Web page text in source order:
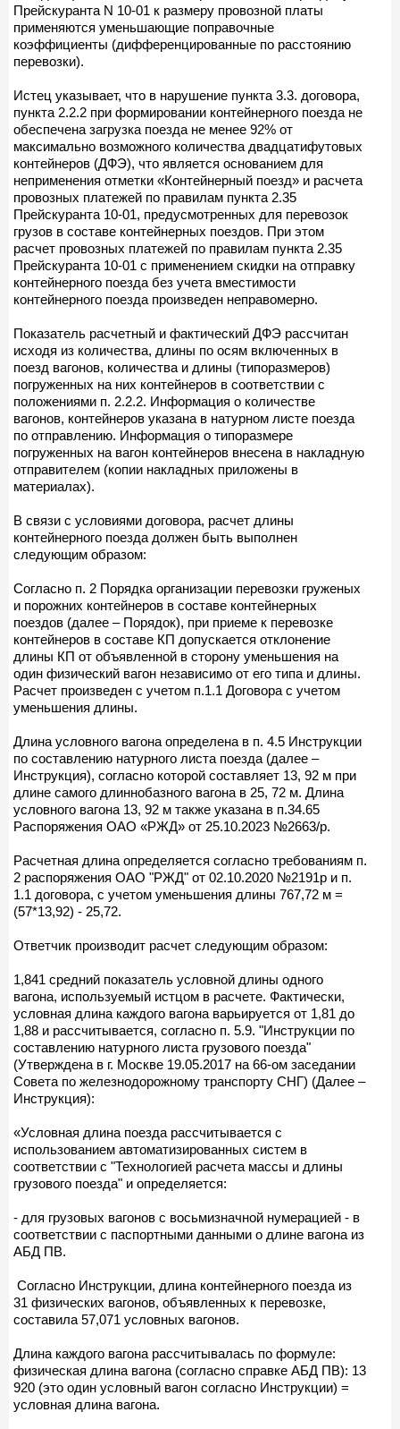
Прейскуранта N 10-01 к размеру провозной платы
применяются уменьшающие поправочные
коэффициенты (дифференцированные по расстоянию
перевозки).
Истец указывает, что в нарушение пункта 3.3. договора,
пункта 2.2.2 при формировании контейнерного поезда не
обеспечена загрузка поезда не менее 92% от
максимально возможного количества двадцатифутовых
контейнеров (ДФЭ), что является основанием для
неприменения отметки «Контейнерный поезд» и расчета
провозных платежей по правилам пункта 2.35
Прейскуранта 10-01, предусмотренных для перевозок
грузов в составе контейнерных поездов. При этом
расчет провозных платежей по правилам пункта 2.35
Прейскуранта 10-01 с применением скидки на отправку
контейнерного поезда без учета вместимости
контейнерного поезда произведен неправомерно.
Показатель расчетный и фактический ДФЭ рассчитан
исходя из количества, длины по осям включенных в
поезд вагонов, количества и длины (типоразмеров)
погруженных на них контейнеров в соответствии с
положениями п. 2.2.2. Информация о количестве
вагонов, контейнеров указана в натурном листе поезда
по отправлению. Информация о типоразмере
погруженных на вагон контейнеров внесена в накладную
отправителем (копии накладных приложены в
материалах).
В связи с условиями договора, расчет длины
контейнерного поезда должен быть выполнен
следующим образом:
Согласно п. 2 Порядка организации перевозки груженых
и порожних контейнеров в составе контейнерных
поездов (далее – Порядок), при приеме к перевозке
контейнеров в составе КП допускается отклонение
длины КП от объявленной в сторону уменьшения на
один физический вагон независимо от его типа и длины.
Расчет произведен с учетом п.1.1 Договора с учетом
уменьшения длины.
Длина условного вагона определена в п. 4.5 Инструкции
по составлению натурного листа поезда (далее –
Инструкция), согласно которой составляет 13, 92 м при
длине самого длиннобазного вагона в 25, 72 м. Длина
условного вагона 13, 92 м также указана в п.34.65
Распоряжения ОАО «РЖД» от 25.10.2023 №2663/р.
Расчетная длина определяется согласно требованиям п.
2 распоряжения ОАО "РЖД" от 02.10.2020 №2191р и п.
1.1 договора, с учетом уменьшения длины 767,72 м =
(57*13,92) - 25,72.
Ответчик производит расчет следующим образом:
1,841 средний показатель условной длины одного
вагона, используемый истцом в расчете. Фактически,
условная длина каждого вагона варьируется от 1,81 до
1,88 и рассчитывается, согласно п. 5.9. "Инструкции по
составлению натурного листа грузового поезда"
(Утверждена в г. Москве 19.05.2017 на 66-ом заседании
Совета по железнодорожному транспорту СНГ) (Далее –
Инструкция):
«Условная длина поезда рассчитывается с
использованием автоматизированных систем в
соответствии с "Технологией расчета массы и длины
грузового поезда" и определяется:
- для грузовых вагонов с восьмизначной нумерацией - в
соответствии с паспортными данными о длине вагона из
АБД ПВ.
Согласно Инструкции, длина контейнерного поезда из
31 физических вагонов, объявленных к перевозке,
составила 57,071 условных вагонов.
Длина каждого вагона рассчитывалась по формуле:
физическая длина вагона (согласно справке АБД ПВ): 13
920 (это один условный вагон согласно Инструкции) =
условная длина вагона.